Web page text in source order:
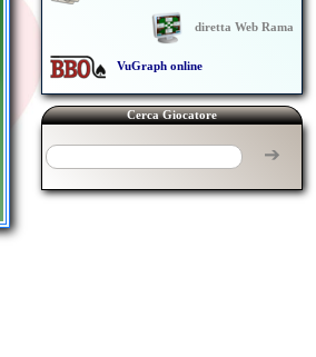
diretta Web Rama
VuGraph online
Cerca Giocatore
➔